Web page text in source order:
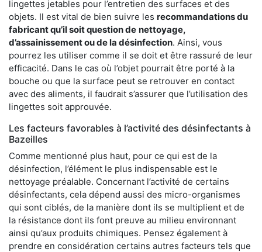
lingettes jetables pour l’entretien des surfaces et des
objets. Il est vital de bien suivre les recommandations du
fabricant qu’il soit question de nettoyage,
d’assainissement ou de la désinfection. Ainsi, vous
pourrez les utiliser comme il se doit et être rassuré de leur
efficacité. Dans le cas où l’objet pourrait être porté à la
bouche ou que la surface peut se retrouver en contact
avec des aliments, il faudrait s’assurer que l’utilisation des
lingettes soit approuvée.
Les facteurs favorables à l’activité des désinfectants à
Bazeilles
Comme mentionné plus haut, pour ce qui est de la
désinfection, l’élément le plus indispensable est le
nettoyage préalable. Concernant l’activité de certains
désinfectants, cela dépend aussi des micro-organismes
qui sont ciblés, de la manière dont ils se multiplient et de
la résistance dont ils font preuve au milieu environnant
ainsi qu’aux produits chimiques. Pensez également à
prendre en considération certains autres facteurs tels que